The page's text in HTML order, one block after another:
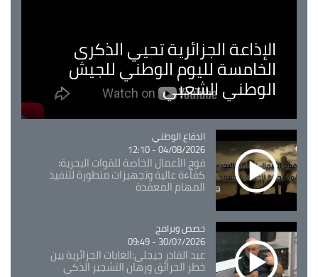
الإذاعة الجزائرية تحيي الذكرى
الخامسة لليوم الوطني للجيش
الوطني الشعبي
Catégorie
الدفاع الوطني
04/08/2026 - 12:10
فوج الأعمال الخاصة للقوات البحرية:
كفاءة عالية وتجهيزات متطورة لتنفيذ
المهام المعقدة
Catégorie
حصص وبرامج
30/07/2026 - 09:49
عبد القادر جيجلي:الغابات الجزائرية بين
خطر الحرائق ورهان التشجير الذكي